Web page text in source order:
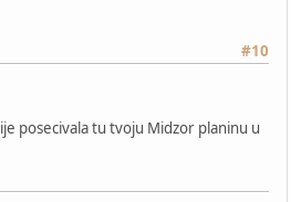
#10
posecivala tu tvoju Midzor planinu u